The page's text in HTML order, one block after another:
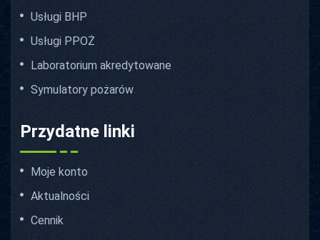
Usługi BHP
Usługi PPOŻ
Laboratorium akredytowane
Symulatory pożarów
Przydatne linki
Moje konto
Aktualności
Cennik